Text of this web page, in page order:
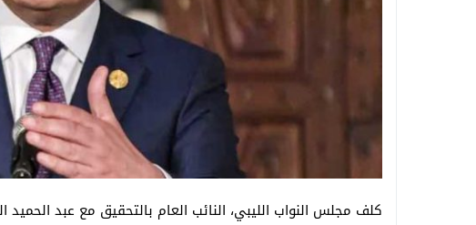
كلف مجلس النواب الليبي، النائب العام بالتحقيق مع عبد